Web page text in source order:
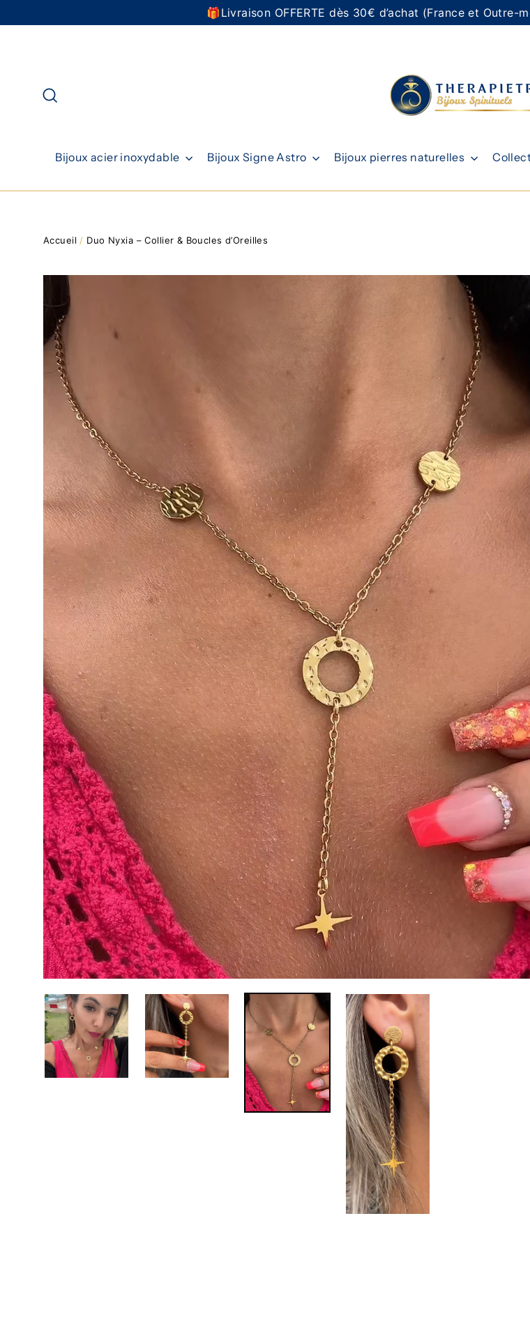
au
🎁Livraison OFFERTE dès 30€ d’achat (France et
Bijoux acier inoxydable Bijoux Signe Astro Bijoux pierres naturelles
Accueil / Duo Nyxia – Collier & Boucles d’Oreilles